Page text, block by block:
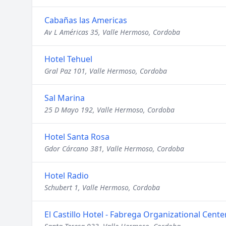
Cabañas las Americas
Av L Américas 35, Valle Hermoso, Cordoba
Hotel Tehuel
Gral Paz 101, Valle Hermoso, Cordoba
Sal Marina
25 D Mayo 192, Valle Hermoso, Cordoba
Hotel Santa Rosa
Gdor Cárcano 381, Valle Hermoso, Cordoba
Hotel Radio
Schubert 1, Valle Hermoso, Cordoba
El Castillo Hotel - Fabrega Organizational